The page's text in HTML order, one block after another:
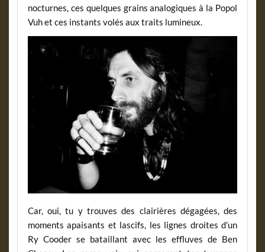
nocturnes, ces quelques grains analogiques à la Popol
Vuh et ces instants volés aux traits lumineux.
Car, oui, tu y trouves des clairières dégagées, des
moments apaisants et lascifs, les lignes droites d’un
Ry Cooder se bataillant avec les effluves de Ben